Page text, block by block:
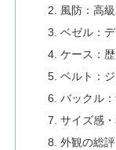
風防：高
ベゼル：
ケース：
ベルト：
バックル
サイズ感
外観の